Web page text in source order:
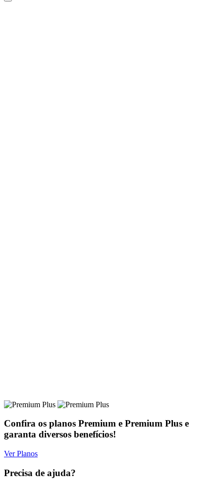
Confira os planos Premium e Premium Plus e
garanta diversos benefícios!
Ver Planos
Precisa de ajuda?